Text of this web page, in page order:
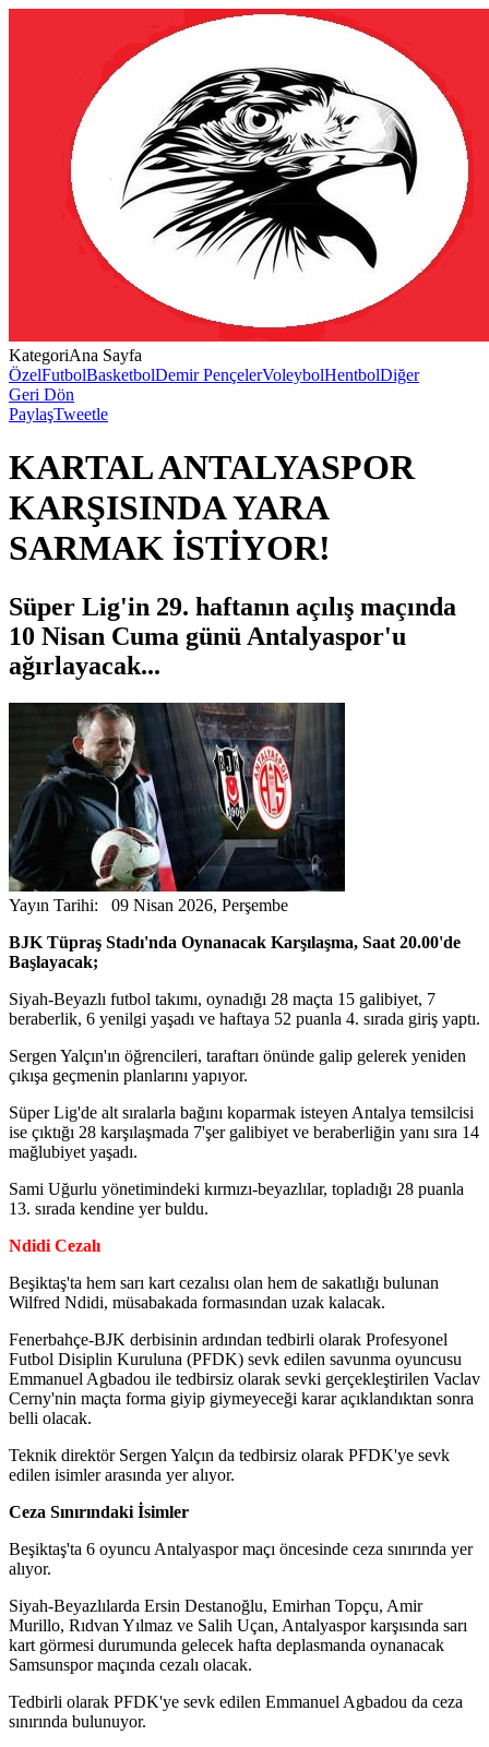
KategoriAna Sayfa
ÖzelFutbolBasketbolDemir PençelerVoleybolHentbolDiğer
Geri Dön
PaylaşTweetle
KARTAL ANTALYASPOR
KARŞISINDA YARA
SARMAK İSTİYOR!
Süper Lig'in 29. haftanın açılış maçında
10 Nisan Cuma günü Antalyaspor'u
ağırlayacak...
Yayın Tarihi: 09 Nisan 2026, Perşembe
BJK Tüpraş Stadı'nda Oynanacak Karşılaşma, Saat 20.00'de
Başlayacak;
Siyah-Beyazlı futbol takımı, oynadığı 28 maçta 15 galibiyet, 7
beraberlik, 6 yenilgi yaşadı ve haftaya 52 puanla 4. sırada giriş yaptı.
Sergen Yalçın'ın öğrencileri, taraftarı önünde galip gelerek yeniden
çıkışa geçmenin planlarını yapıyor.
Süper Lig'de alt sıralarla bağını koparmak isteyen Antalya temsilcisi
ise çıktığı 28 karşılaşmada 7'şer galibiyet ve beraberliğin yanı sıra 14
mağlubiyet yaşadı.
Sami Uğurlu yönetimindeki kırmızı-beyazlılar, topladığı 28 puanla
13. sırada kendine yer buldu.
Ndidi Cezalı
Beşiktaş'ta hem sarı kart cezalısı olan hem de sakatlığı bulunan
Wilfred Ndidi, müsabakada formasından uzak kalacak.
Fenerbahçe-BJK derbisinin ardından tedbirli olarak Profesyonel
Futbol Disiplin Kuruluna (PFDK) sevk edilen savunma oyuncusu
Emmanuel Agbadou ile tedbirsiz olarak sevki gerçekleştirilen Vaclav
Cerny'nin maçta forma giyip giymeyeceği karar açıklandıktan sonra
belli olacak.
Teknik direktör Sergen Yalçın da tedbirsiz olarak PFDK'ye sevk
edilen isimler arasında yer alıyor.
Ceza Sınırındaki İsimler
Beşiktaş'ta 6 oyuncu Antalyaspor maçı öncesinde ceza sınırında yer
alıyor.
Siyah-Beyazlılarda Ersin Destanoğlu, Emirhan Topçu, Amir
Murillo, Rıdvan Yılmaz ve Salih Uçan, Antalyaspor karşısında sarı
kart görmesi durumunda gelecek hafta deplasmanda oynanacak
Samsunspor maçında cezalı olacak.
Tedbirli olarak PFDK'ye sevk edilen Emmanuel Agbadou da ceza
sınırında bulunuyor.